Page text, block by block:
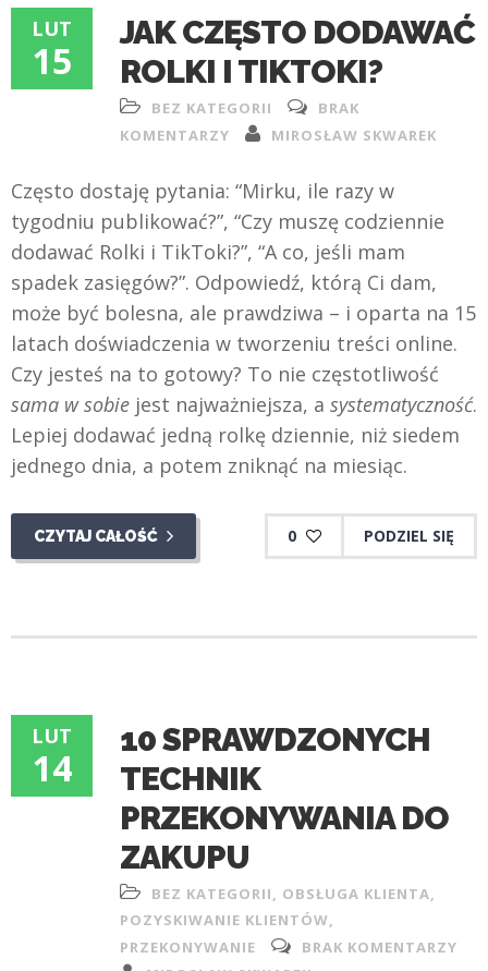
LUT
15
JAK CZĘSTO DODAWAĆ
ROLKI I TIKTOKI?
BEZ KATEGORII
BRAK
KOMENTARZY
MIROSŁAW SKWAREK
Często dostaję pytania: “Mirku, ile razy w
tygodniu publikować?”, “Czy muszę codziennie
dodawać Rolki i TikToki?”, “A co, jeśli mam
spadek zasięgów?”. Odpowiedź, którą Ci dam,
może być bolesna, ale prawdziwa – i oparta na 15
latach doświadczenia w tworzeniu treści online.
Czy jesteś na to gotowy? To nie częstotliwość
sama w sobie jest najważniejsza, a systematyczność.
Lepiej dodawać jedną rolkę dziennie, niż siedem
jednego dnia, a potem zniknąć na miesiąc.
CZYTAJ CAŁOŚĆ 0 PODZIEL SIĘ
LUT
14
10 SPRAWDZONYCH
TECHNIK
PRZEKONYWANIA DO
ZAKUPU
BEZ KATEGORII, OBSŁUGA KLIENTA,
POZYSKIWANIE KLIENTÓW,
PRZEKONYWANIE
BRAK KOMENTARZY